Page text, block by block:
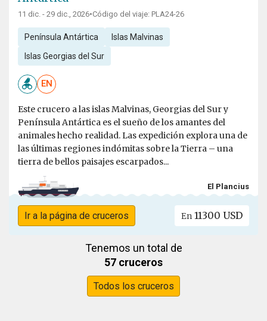
11 dic. - 29 dic., 2026•Código del viaje: PLA24-26
Península Antártica Islas Malvinas
Islas Georgias del Sur
EN
Este crucero a las islas Malvinas, Georgias del Sur y
Península Antártica es el sueño de los amantes del
animales hecho realidad. Las expedición explora una de
las últimas regiones indómitas sobre la Tierra – una
tierra de bellos paisajes escarpados...
El Plancius
Ir a la página de cruceros En 11300 USD
Tenemos un total de
57 cruceros
Todos los cruceros